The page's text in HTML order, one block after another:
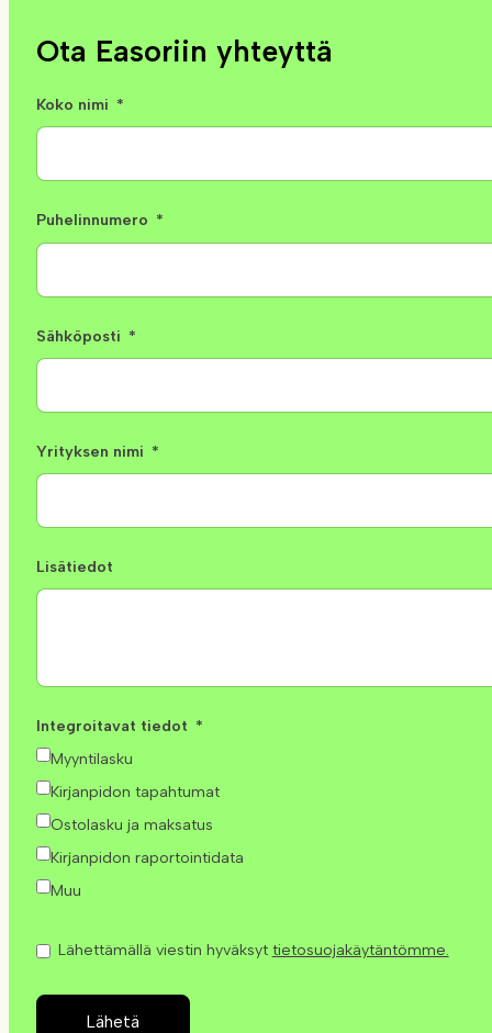
Ota Easoriin yhteyttä
Koko nimi
Puhelinnumero
Sähköposti
Yrityksen nimi
Lisätiedot
Integroitavat tiedot
Myyntilasku
Kirjanpidon tapahtumat
Ostolasku ja maksatus
Kirjanpidon raportointidata
Muu
Lähettämällä viestin hyväksyt tietosuojakäytäntömme.
Lähetä